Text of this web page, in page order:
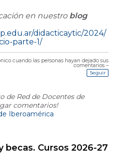
en nuestro blog
didacticaytic/2024/
parte-1/
cuando las personas hayan dejado sus
comentarios –
Seguir
de Red de Docentes de
comentarios!
Iberoamérica
Cursos 2026-27